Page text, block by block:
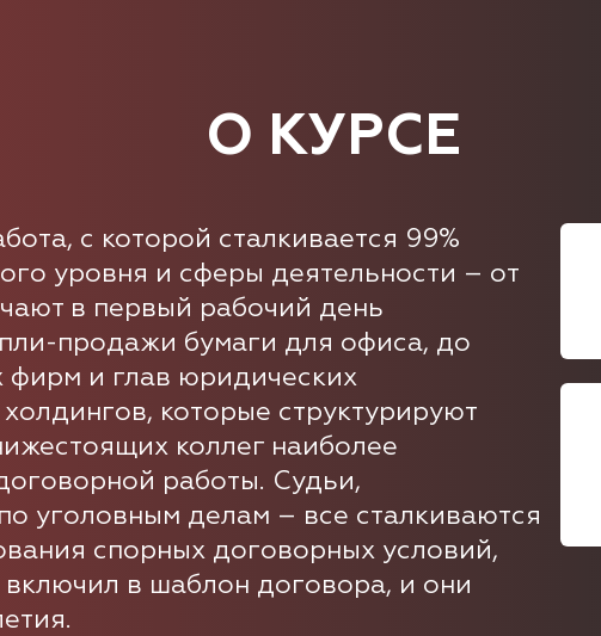
О КУРСЕ
с которой сталкивается 99%
уровня и сферы деятельности – от
в первый рабочий день
продажи бумаги для офиса, до
фирм и глав юридических
которые структурируют
коллег наиболее
работы. Судьи,
уголовным делам – все сталкиваются
спорных договорных условий,
в шаблон договора, и они